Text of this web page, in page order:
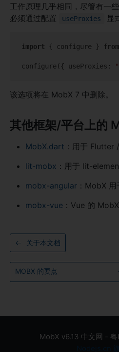
工作原理几乎相同，尽管有一些
必须通过配置
useProxies 显
import { configure } from
configure({ useProxies :
该选项将在 MobX 7 中删除。
其他框架/平台上的
MobX.dart ：用于
lit-mobx ：用于 lit-
mobx-angular ：MobX
mobx-vue ：Vue 的 MobX
← 关于本文档
MOBX 的要点
MobX v6.13 中文网 -